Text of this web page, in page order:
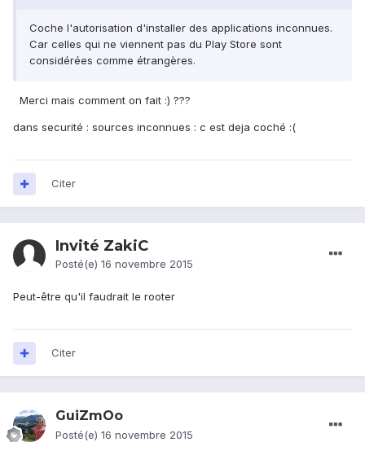
Coche l'autorisation d'installer des applications inconnues.
Car celles qui ne viennent pas du Play Store sont
considérées comme étrangères.
Merci mais comment on fait :) ???
dans securité : sources inconnues : c est deja coché :(
Citer
Invité ZakiC
Posté(e) 16 novembre 2015
Peut-être qu'il faudrait le rooter
Citer
GuiZmOo
Posté(e) 16 novembre 2015